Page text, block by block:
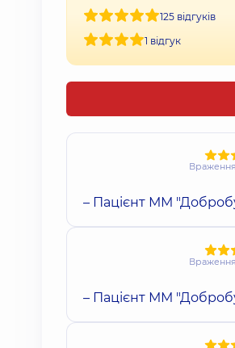
125 відгуків
1 відгук
Враження
– Пацієнт ММ
Враження
– Пацієнт ММ